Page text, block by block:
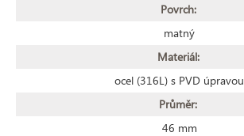
Povrch:
matný
Materiál:
ocel (316L) s PVD úpravou
Průměr:
46 mm